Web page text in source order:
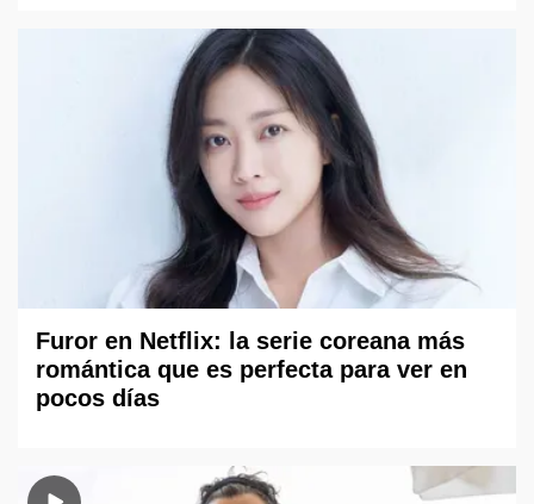
Furor en Netflix: la serie coreana más
romántica que es perfecta para ver en
pocos días